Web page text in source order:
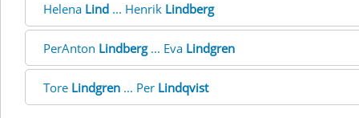
Helena Lind ... Henrik Lindberg
PerAnton Lindberg... Eva Lindgren
Tore Lindgren ... Per Lindqvist